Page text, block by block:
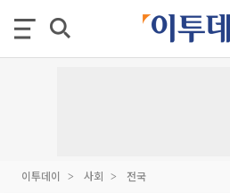
이투데이 사회 전국